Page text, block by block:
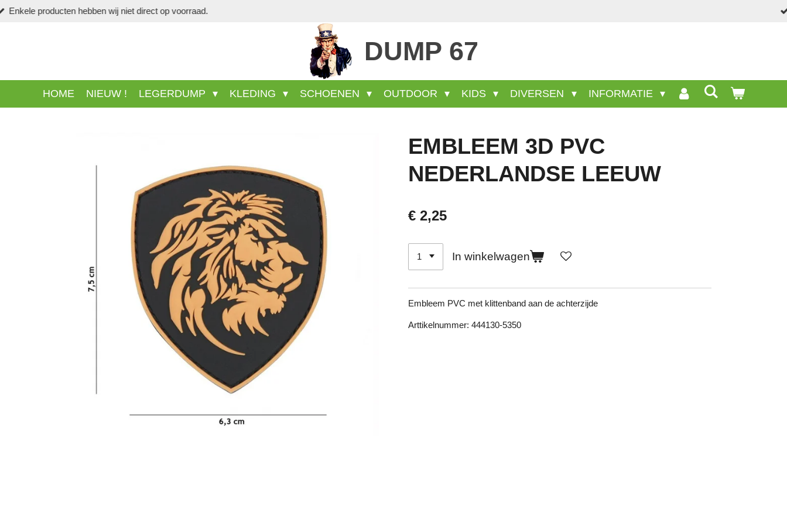
Ga
DUMP 67
HOME NIEUW ! LEGERDUMP KLEDING SCHOENEN OUTDOOR KIDS DIVERSEN INFORMATIE
EMBLEEM 3D PVC
NEDERLANDSE LEEUW
€ 2,25
In winkelwagen
Embleem PVC met klittenband aan de achterzijde
Arttikelnummer: 444130-5350